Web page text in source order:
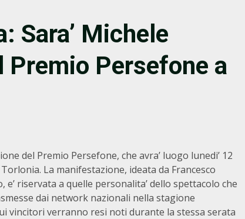
Sara’ Michele
Premio Persefone a
del Premio Persefone, che avra’ luogo lunedi’ 12
La manifestazione, ideata da Francesco
riservata a quelle personalita’ dello spettacolo che
dai network nazionali nella stagione
vincitori verranno resi noti durante la stessa serata